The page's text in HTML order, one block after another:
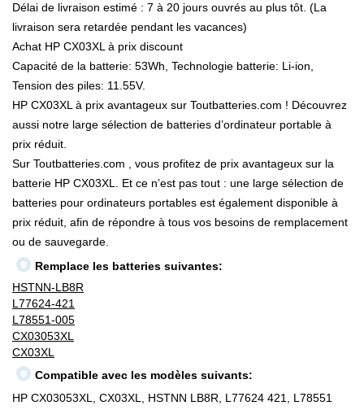
Délai de livraison estimé : 7 à 20 jours ouvrés au plus tôt. (La
livraison sera retardée pendant les vacances)
Achat HP CX03XL à prix discount
Capacité de la batterie: 53Wh, Technologie batterie: Li-ion,
Tension des piles: 11.55V.
HP CX03XL à prix avantageux sur Toutbatteries.com ! Découvrez
aussi notre large sélection de batteries d’ordinateur portable à
prix réduit.
Sur Toutbatteries.com , vous profitez de prix avantageux sur la
batterie HP CX03XL. Et ce n’est pas tout : une large sélection de
batteries pour ordinateurs portables est également disponible à
prix réduit, afin de répondre à tous vos besoins de remplacement
ou de sauvegarde.
Remplace les batteries suivantes:
HSTNN-LB8R
L77624-421
L78551-005
CX03053XL
CX03XL
Compatible avec les modèles suivants:
HP CX03053XL, CX03XL, HSTNN LB8R, L77624 421, L78551